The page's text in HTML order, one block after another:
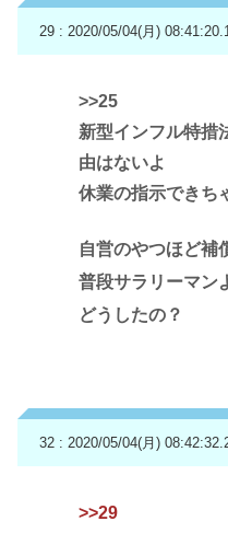
29 : 2020/05/04(月)
>>25
新型インフル特措
由はないよ
休業の指示できち
自営のやつほど補
普段サラリーマン
どうしたの？
32 : 2020/05/04(月)
>>29